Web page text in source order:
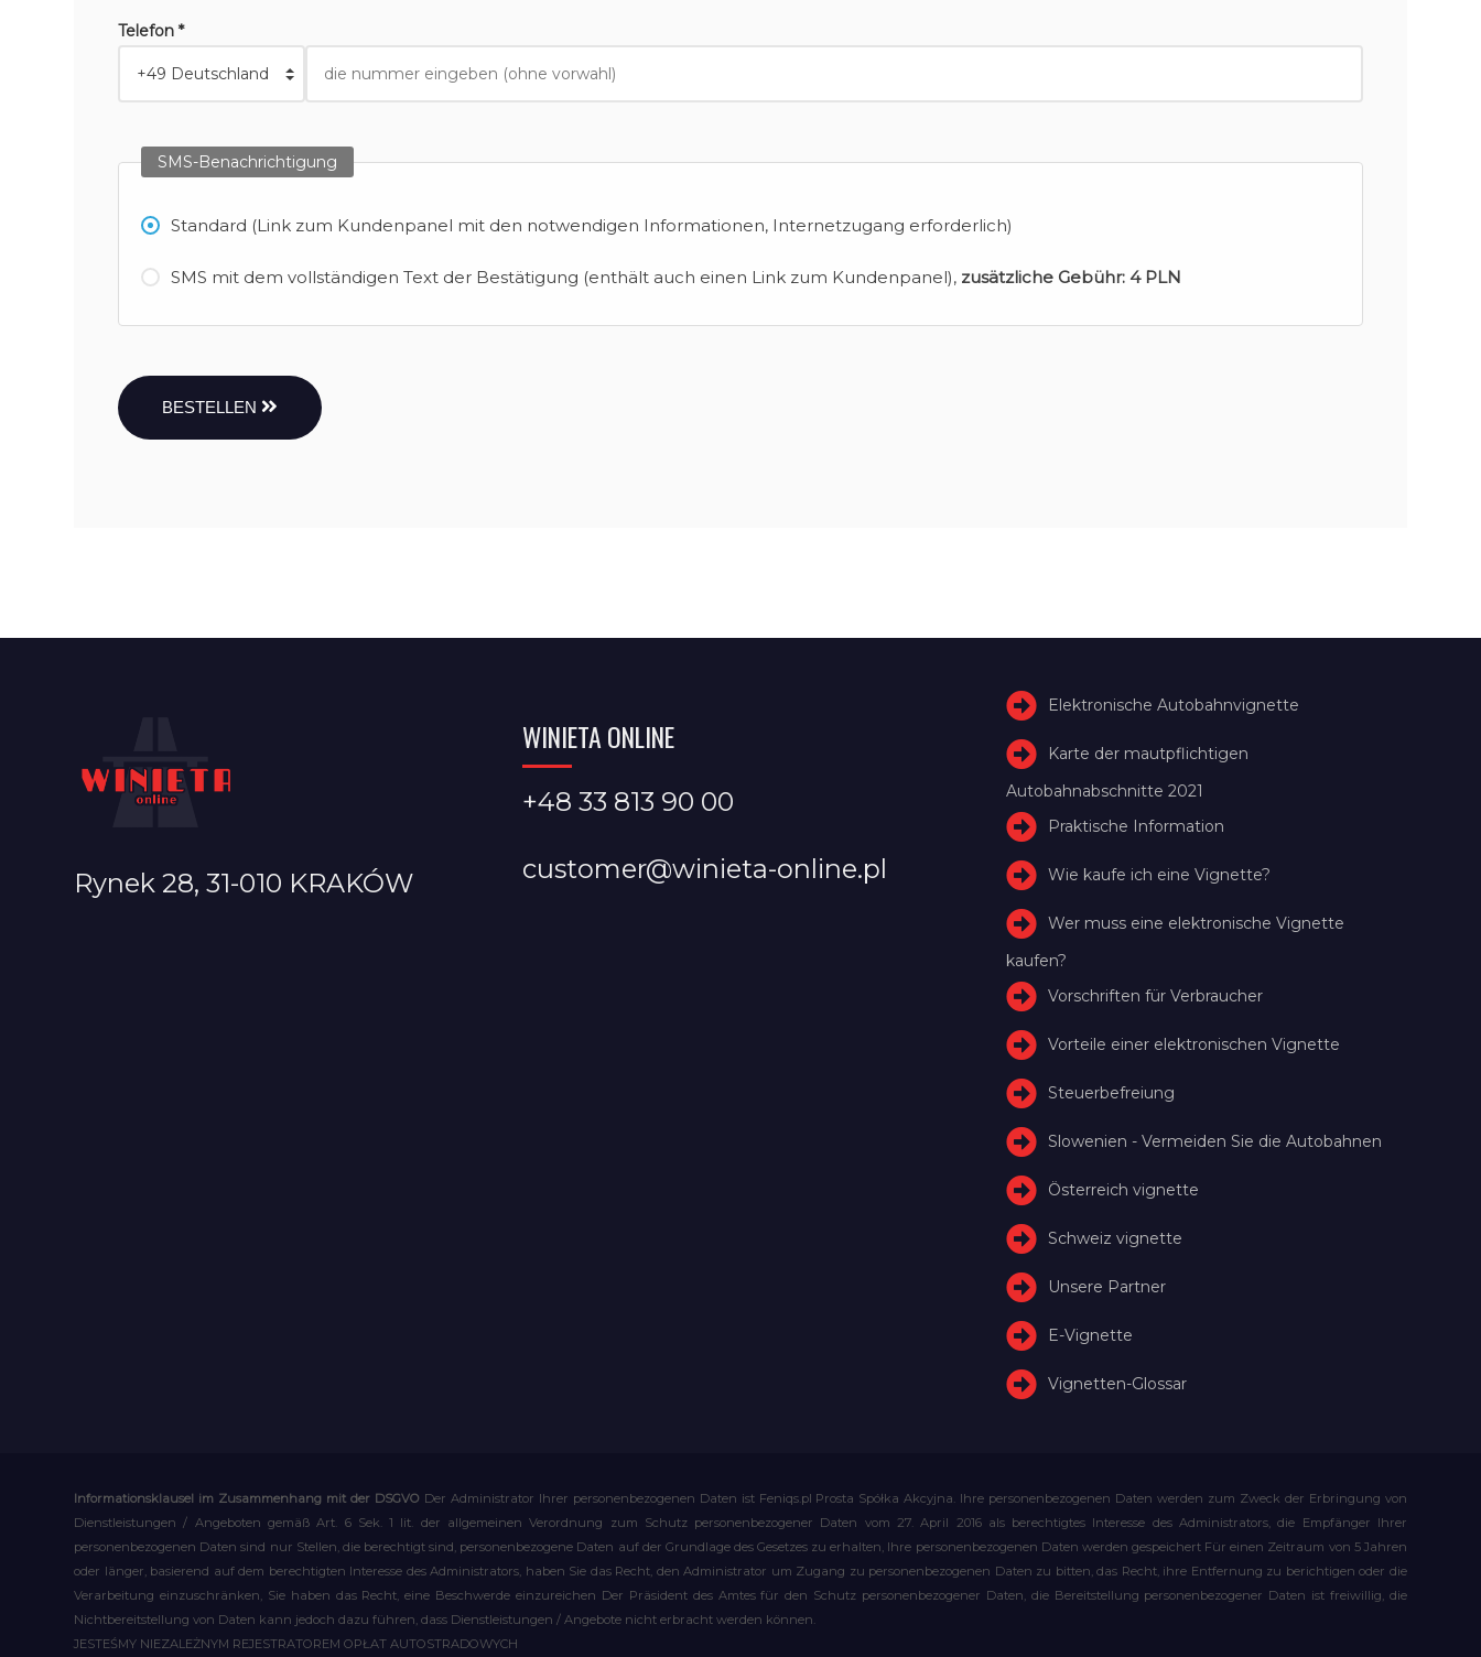
Telefon *
SMS-Benachrichtigung
Standard (Link zum Kundenpanel mit den notwendigen Informationen, Internetzugang erforderlich)
SMS mit dem vollständigen Text der Bestätigung (enthält auch einen Link zum Kundenpanel), zusätzliche Gebühr: 4 PLN
BESTELLEN
Rynek 28, 31-010 KRAKÓW
WINIETA ONLINE
+48 33 813 90 00
customer@winieta-online.pl
Elektronische Autobahnvignette
Karte der mautpflichtigen
Autobahnabschnitte 2021
Praktische Information
Wie kaufe ich eine Vignette?
Wer muss eine elektronische Vignette
kaufen?
Vorschriften für Verbraucher
Vorteile einer elektronischen Vignette
Steuerbefreiung
Slowenien - Vermeiden Sie die Autobahnen
Österreich vignette
Schweiz vignette
Unsere Partner
E-Vignette
Vignetten-Glossar
Informationsklausel im Zusammenhang mit der DSGVO Der Administrator Ihrer personenbezogenen Daten ist Feniqs.pl Prosta Spółka Akcyjna. Ihre personenbezogenen Daten werden zum Zweck der Erbringung von
Dienstleistungen / Angeboten gemäß Art. 6 Sek. 1 lit. der allgemeinen Verordnung zum Schutz personenbezogener Daten vom 27. April 2016 als berechtigtes Interesse des Administrators, die Empfänger Ihrer
personenbezogenen Daten sind nur Stellen, die berechtigt sind, personenbezogene Daten auf der Grundlage des Gesetzes zu erhalten, Ihre personenbezogenen Daten werden gespeichert Für einen Zeitraum von 5 Jahren
oder länger, basierend auf dem berechtigten Interesse des Administrators, haben Sie das Recht, den Administrator um Zugang zu personenbezogenen Daten zu bitten, das Recht, ihre Entfernung zu berichtigen oder die
Verarbeitung einzuschränken, Sie haben das Recht, eine Beschwerde einzureichen Der Präsident des Amtes für den Schutz personenbezogener Daten, die Bereitstellung personenbezogener Daten ist freiwillig, die
Nichtbereitstellung von Daten kann jedoch dazu führen, dass Dienstleistungen / Angebote nicht erbracht werden können.
JESTEŚMY NIEZALEŻNYM REJESTRATOREM OPŁAT AUTOSTRADOWYCH